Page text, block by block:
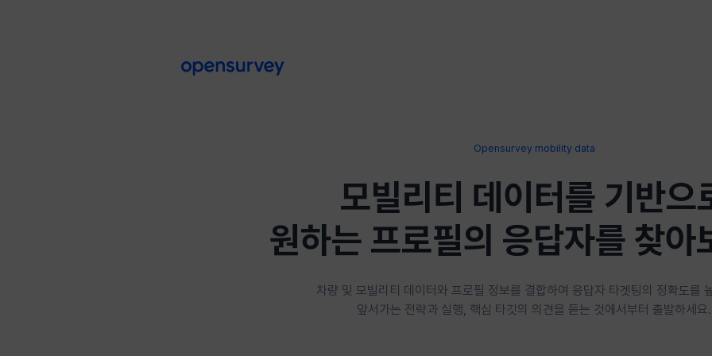
Opensurvey mobility data
모빌리티 데이터를 기반으
원하는 프로필의 응답자를 찾아
차량 및 모빌리티 데이터와 프로필 정보를 결합하여 응답자 타겟팅의 정확도를
앞서가는 전략과 실행, 핵심 타깃의 의견을 듣는 것에서부터 출발하세요.